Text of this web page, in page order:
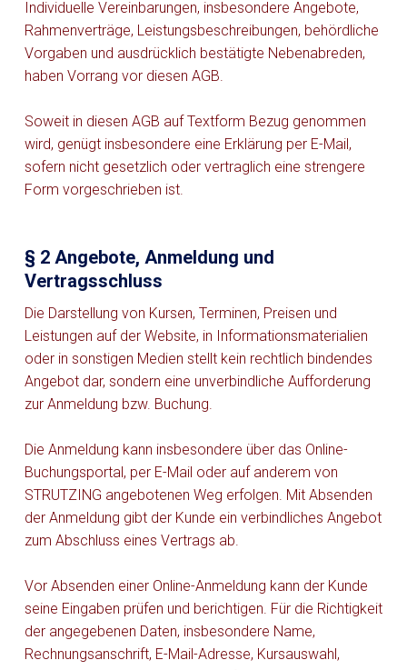
Individuelle Vereinbarungen, insbesondere Angebote,
Rahmenverträge, Leistungsbeschreibungen, behördliche
Vorgaben und ausdrücklich bestätigte Nebenabreden,
haben Vorrang vor diesen AGB.
Soweit in diesen AGB auf Textform Bezug genommen
wird, genügt insbesondere eine Erklärung per E-Mail,
sofern nicht gesetzlich oder vertraglich eine strengere
Form vorgeschrieben ist.
§ 2 Angebote, Anmeldung und
Vertragsschluss
Die Darstellung von Kursen, Terminen, Preisen und
Leistungen auf der Website, in Informationsmaterialien
oder in sonstigen Medien stellt kein rechtlich bindendes
Angebot dar, sondern eine unverbindliche Aufforderung
zur Anmeldung bzw. Buchung.
Die Anmeldung kann insbesondere über das Online-
Buchungsportal, per E-Mail oder auf anderem von
STRUTZING angebotenen Weg erfolgen. Mit Absenden
der Anmeldung gibt der Kunde ein verbindliches Angebot
zum Abschluss eines Vertrags ab.
Vor Absenden einer Online-Anmeldung kann der Kunde
seine Eingaben prüfen und berichtigen. Für die Richtigkeit
der angegebenen Daten, insbesondere Name,
Rechnungsanschrift, E-Mail-Adresse, Kursauswahl,